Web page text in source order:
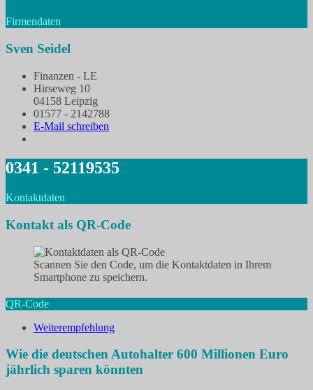
Firmendaten
Sven Seidel
Finanzen - LE
Hirseweg 10
04158 Leipzig
01577 - 2142788
E-Mail schreiben
0341 - 52119535
Kontaktdaten
Kontakt als QR-Code
Scannen Sie den Code, um die Kontaktdaten in Ihrem
Smartphone zu speichern.
QR-Code
Weiterempfehlung
Wie die deutschen Autohalter 600 Millionen Euro
jährlich sparen könnten